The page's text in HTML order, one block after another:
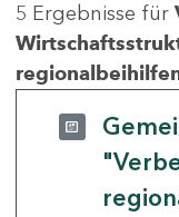
5 Ergebnisse für